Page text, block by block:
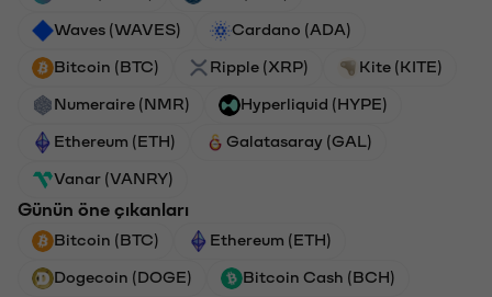
Waves (WAVES) Cardano (ADA)
Bitcoin (BTC) Ripple (XRP) Kite (KITE)
Numeraire (NMR) Hyperliquid (HYPE)
Ethereum (ETH) Galatasaray (GAL)
Vanar (VANRY)
Günün öne çıkanları
Bitcoin (BTC) Ethereum (ETH)
Dogecoin (DOGE) Bitcoin Cash (BCH)